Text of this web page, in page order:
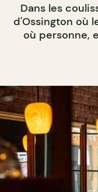
Dans les
d'Ossington où
où personne,